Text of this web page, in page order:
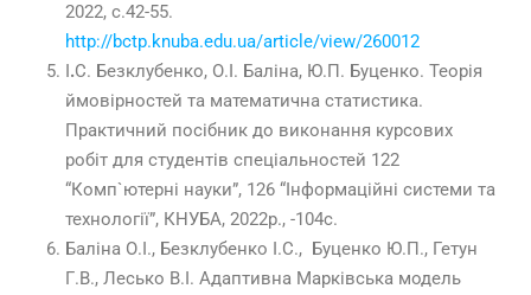
2022, с.42-55.
http://bctp.knuba.edu.ua/article/view/260012
.С. Безклубенко, О.І. Баліна, Ю.П. Буценко. Теорія
ймовірностей та математична статистика.
Практичний посібник до виконання курсових
робіт для студентів спеціальностей 122
“Комп`ютерні науки”, 126 “Інформаційні системи та
технології”, КНУБА, 2022р., -104с.
Баліна О.І., Безклубенко І.С., Буценко Ю.П., Гетун
Г.В., Лесько В.І. Адаптивна Марківська модель